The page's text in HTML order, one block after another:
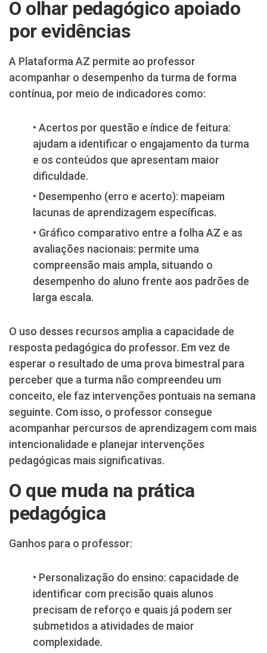
O olhar pedagógico apoiado
por evidências
A Plataforma AZ permite ao professor
acompanhar o desempenho da turma de forma
contínua, por meio de indicadores como:
• Acertos por questão e índice de feitura:
ajudam a identificar o engajamento da turma
e os conteúdos que apresentam maior
dificuldade.
• Desempenho (erro e acerto): mapeiam
lacunas de aprendizagem específicas.
• Gráfico comparativo entre a folha AZ e as
avaliações nacionais: permite uma
compreensão mais ampla, situando o
desempenho do aluno frente aos padrões de
larga escala.
O uso desses recursos amplia a capacidade de
resposta pedagógica do professor. Em vez de
esperar o resultado de uma prova bimestral para
perceber que a turma não compreendeu um
conceito, ele faz intervenções pontuais na semana
seguinte. Com isso, o professor consegue
acompanhar percursos de aprendizagem com mais
intencionalidade e planejar intervenções
pedagógicas mais significativas.
O que muda na prática
pedagógica
Ganhos para o professor:
• Personalização do ensino: capacidade de
identificar com precisão quais alunos
precisam de reforço e quais já podem ser
submetidos a atividades de maior
complexidade.